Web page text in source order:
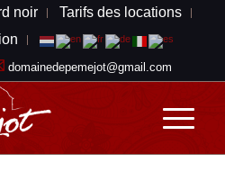
noir
Tarifs des locations
domainedepemejot@gmail.com